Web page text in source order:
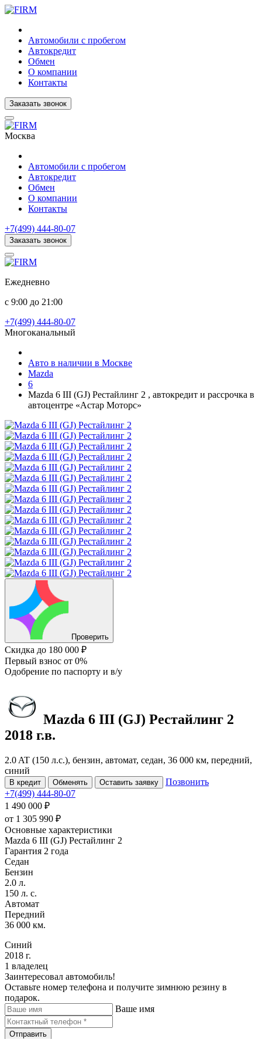
Автомобили с пробегом
Автокредит
Обмен
О компании
Контакты
Заказать звонок
Москва
Автомобили с пробегом
Автокредит
Обмен
О компании
Контакты
+7(499) 444-80-07
Заказать звонок
Ежедневно
с 9:00 до 21:00
+7(499) 444-80-07
Многоканальный
Авто в наличии в Москве
Mazda
6
Mazda 6 III (GJ) Рестайлинг 2 , автокредит и рассрочка в
автоцентре «Астар Моторс»
Проверить
Скидка до 180 000 ₽
Первый взнос от 0%
Одобрение по паспорту и в/у
Mazda 6 III (GJ) Рестайлинг 2
2018 г.в.
2.0 AT (150 л.с.), бензин, автомат, седан, 36 000 км, передний,
синий
В кредит Обменять Оставить заявку
Позвонить
+7(499) 444-80-07
1 490 000 ₽
от 1 305 990 ₽
Основные характеристики
Mazda 6 III (GJ) Рестайлинг 2
Гарантия 2 года
Седан
Бензин
2.0 л.
150 л. с.
Автомат
Передний
36 000 км.
Синий
2018 г.
1 владелец
Заинтересовал автомобиль!
Оставьте номер телефона и получите зимнюю резину в
подарок.
Ваше имя
Отправить